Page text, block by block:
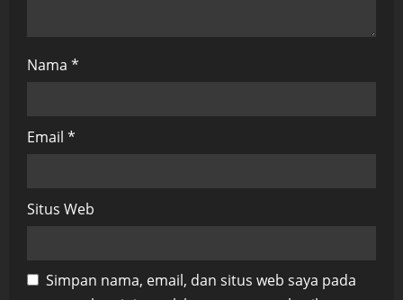
Nama *
Email *
Situs Web
Simpan nama, email, dan situs web saya pada